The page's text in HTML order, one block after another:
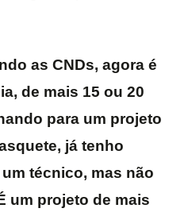
as CNDs, agora é
de mais 15 ou 20
para um projeto
já tenho
técnico, mas não
um projeto de mais